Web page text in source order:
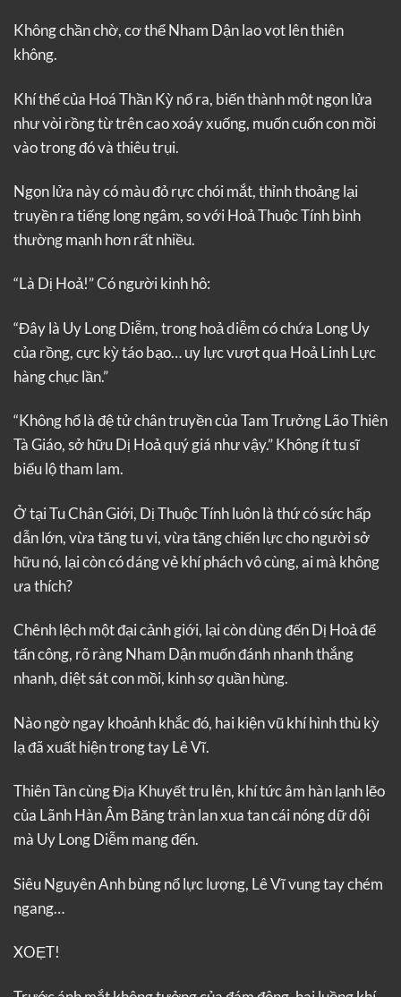
Không chần chờ, cơ thể Nham Dận lao vọt lên thiên
không.
Khí thế của Hoá Thần Kỳ nổ ra, biến thành một ngọn lửa
như vòi rồng từ trên cao xoáy xuống, muốn cuốn con mồi
vào trong đó và thiêu trụi.
Ngọn lửa này có màu đỏ rực chói mắt, thỉnh thoảng lại
truyền ra tiếng long ngâm, so với Hoả Thuộc Tính bình
thường mạnh hơn rất nhiều.
“Là Dị Hoả!” Có người kinh hô:
“Đây là Uy Long Diễm, trong hoả diễm có chứa Long Uy
của rồng, cực kỳ táo bạo… uy lực vượt qua Hoả Linh Lực
hàng chục lần.”
“Không hổ là đệ tử chân truyền của Tam Trưởng Lão Thiên
Tà Giáo, sở hữu Dị Hoả quý giá như vậy.” Không ít tu sĩ
biểu lộ tham lam.
Ở tại Tu Chân Giới, Dị Thuộc Tính luôn là thứ có sức hấp
dẫn lớn, vừa tăng tu vi, vừa tăng chiến lực cho người sở
hữu nó, lại còn có dáng vẻ khí phách vô cùng, ai mà không
ưa thích?
Chênh lệch một đại cảnh giới, lại còn dùng đến Dị Hoả để
tấn công, rõ ràng Nham Dận muốn đánh nhanh thắng
nhanh, diệt sát con mồi, kinh sợ quần hùng.
Nào ngờ ngay khoảnh khắc đó, hai kiện vũ khí hình thù kỳ
lạ đã xuất hiện trong tay Lê Vĩ.
Thiên Tàn cùng Địa Khuyết tru lên, khí tức âm hàn lạnh lẽo
của Lãnh Hàn Âm Băng tràn lan xua tan cái nóng dữ dội
mà Uy Long Diễm mang đến.
Siêu Nguyên Anh bùng nổ lực lượng, Lê Vĩ vung tay chém
ngang…
XOẸT!